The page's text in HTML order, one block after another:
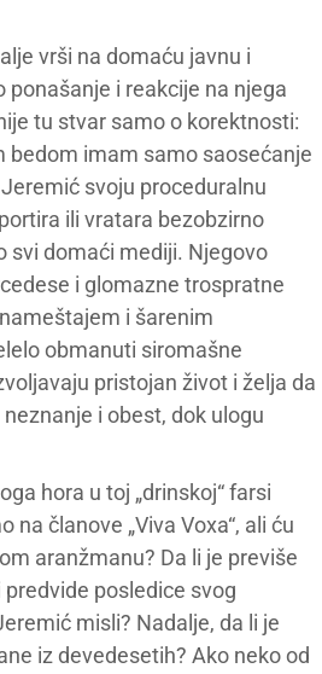
vrši na domaću javnu i
i reakcije na njega
tu stvar samo o korektnosti:
bedom imam samo saosećanje
svoju proceduralnu
ili vratara bezobzirno
svi domaći mediji. Njegovo
i glomazne trospratne
i šarenim
obmanuti siromašne
pristojan život i želja da
i obest, dok ulogu
hora u toj „drinskoj“ farsi
članove „Viva Voxa“, ali ću
aranžmanu? Da li je previše
posledice svog
misli? Nadalje, da li je
iz devedesetih? Ako neko od